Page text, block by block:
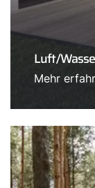
Luft/
Mehr